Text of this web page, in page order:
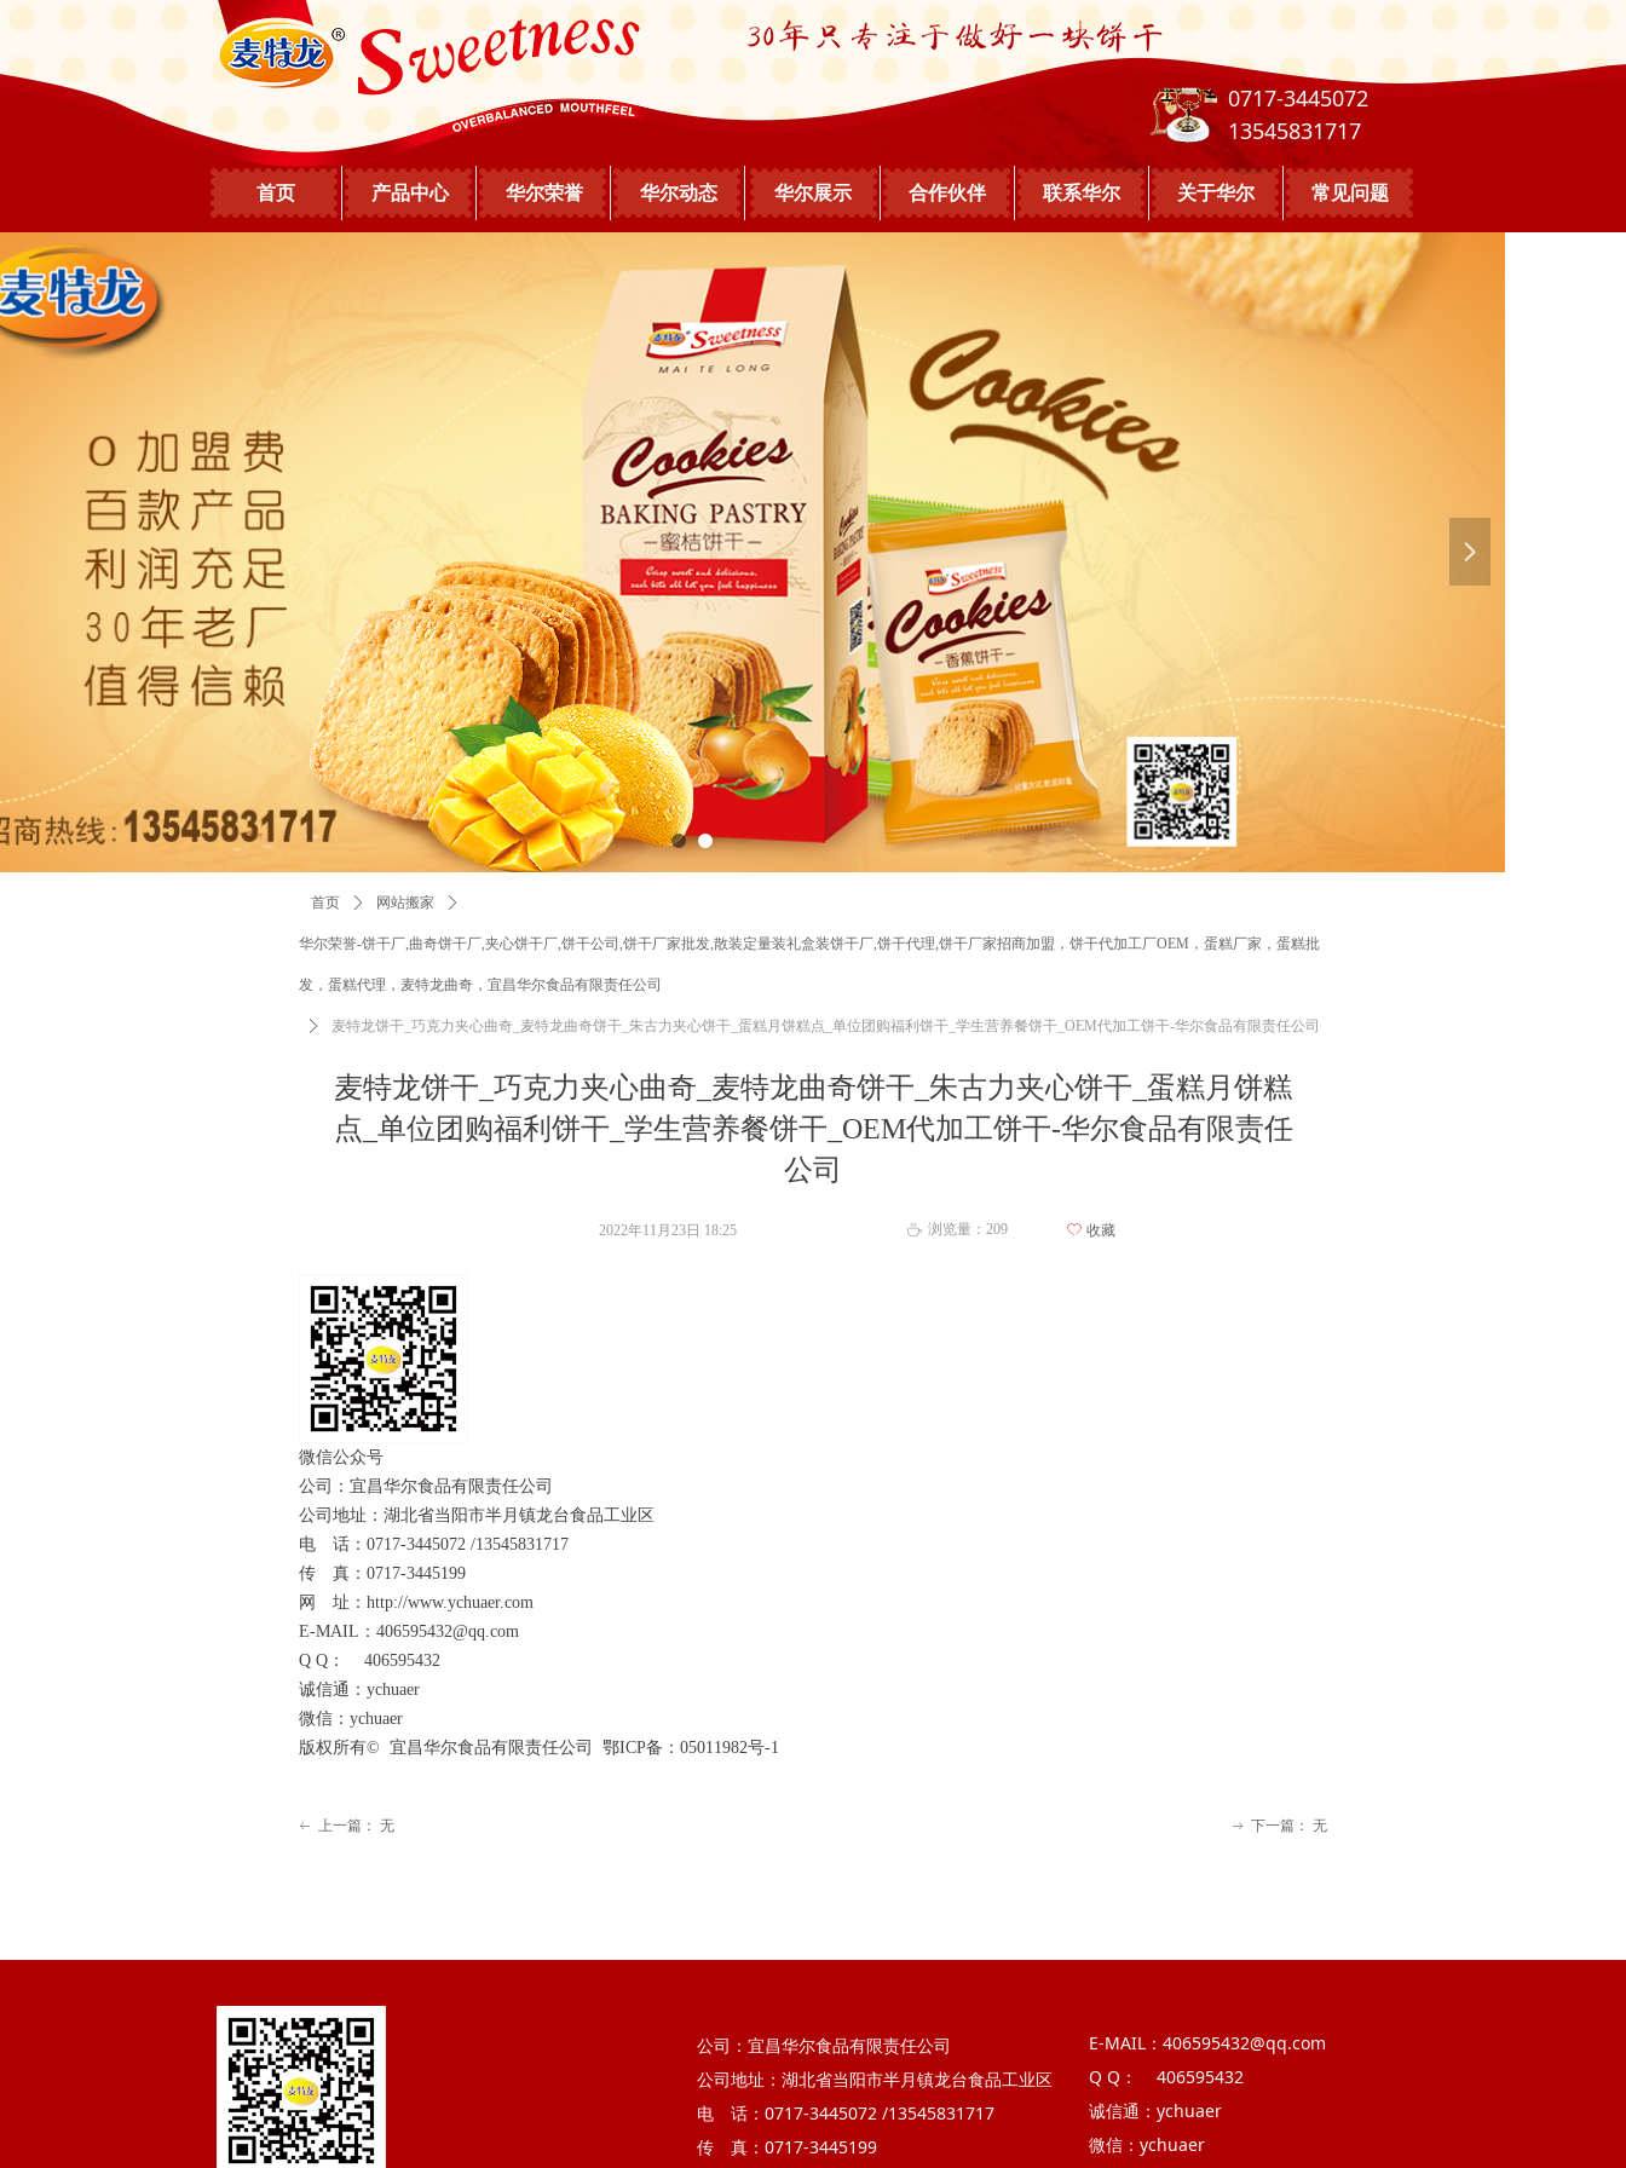
0717-3445072
13545831717
首页 产品中心 华尔荣誉 华尔动态 华尔展示 合作伙伴 联系华尔 关于华尔 常见问题
넲
麦特龙饼干_巧克力夹心曲奇_麦特龙曲奇饼干_朱古力夹心饼干_蛋糕月饼糕
点_单位团购福利饼干_学生营养餐饼干_OEM代加工饼干-华尔食品有限责任
公司
首页 ꄲ 网站搬家 ꄲ
华尔荣誉-饼干厂,曲奇饼干厂,夹心饼干厂,饼干公司,饼干厂家批发,散装定量装礼盒装饼干厂,饼干代理,饼干厂家招商加盟，饼干代加工厂OEM，蛋糕厂家，蛋糕批
发，蛋糕代理，麦特龙曲奇，宜昌华尔食品有限责任公司
ꄲ 麦特龙饼干_巧克力夹心曲奇_麦特龙曲奇饼干_朱古力夹心饼干_蛋糕月饼糕点_单位团购福利饼干_学生营养餐饼干_OEM代加工饼干-华尔食品有限责任公司
微信公众号
公司：宜昌华尔食品有限责任公司
公司地址：湖北省当阳市半月镇龙台食品工业区
电 话：0717-3445072 /13545831717
传 真：0717-3445199
网 址：http://www.ychuaer.com
E-MAIL：406595432@qq.com
Q Q： 406595432
诚信通：ychuaer
微信：ychuaer
版权所有© 宜昌华尔食品有限责任公司 鄂ICP备：05011982号-1
2022年11月23日 18:25 ꄘ 浏览量： 209 ꄀ 收藏
ꂃ 上一篇： 无 ꁹ 下一篇： 无
公司：宜昌华尔食品有限责任公司
公司地址：湖北省当阳市半月镇龙台食品工业区
电 话：0717-3445072 /13545831717
传 真：0717-3445199
E-MAIL：406595432@qq.com
Q Q： 406595432
诚信通：ychuaer
微信：ychuaer